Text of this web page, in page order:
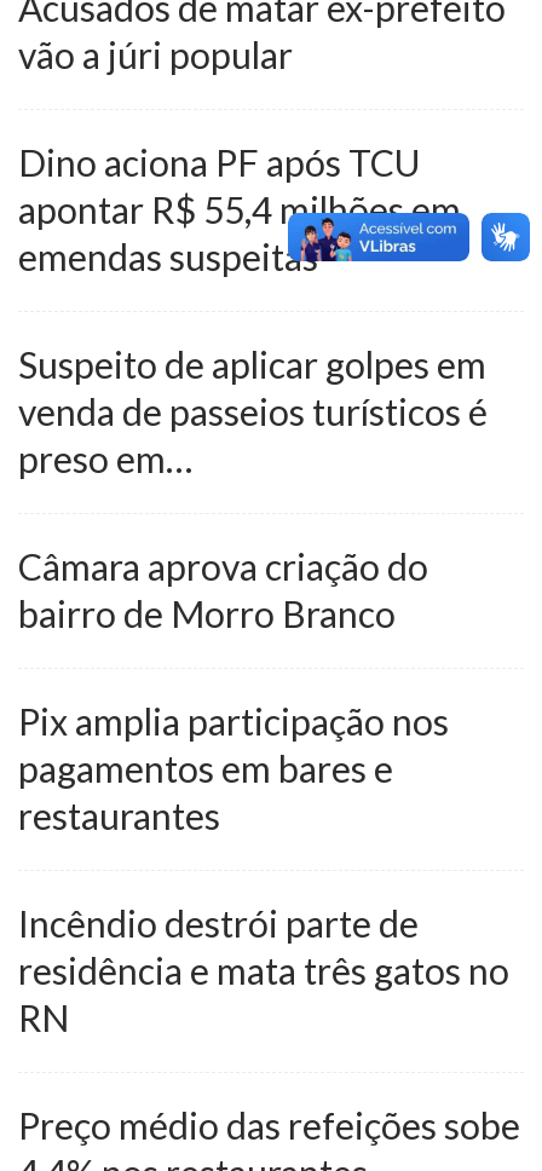
vão a júri popular
Dino aciona PF após TCU
apontar R$ 55,4 milhões em
emendas suspeitas
Suspeito de aplicar golpes em
venda de passeios turísticos é
preso em…
Câmara aprova criação do
bairro de Morro Branco
Pix amplia participação nos
pagamentos em bares e
restaurantes
Incêndio destrói parte de
residência e mata três gatos no
RN
Preço médio das refeições sobe